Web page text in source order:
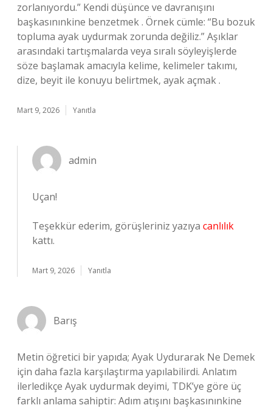
zorlanıyordu.” Kendi düşünce ve davranışını
başkasınınkine benzetmek . Örnek cümle: “Bu bozuk
topluma ayak uydurmak zorunda değiliz.” Aşıklar
arasındaki tartışmalarda veya sıralı söyleyişlerde
söze başlamak amacıyla kelime, kelimeler takımı,
dize, beyit ile konuyu belirtmek, ayak açmak .
Mart 9, 2026 Yanıtla
admin
Uçan!
Teşekkür ederim, görüşleriniz yazıya canlılık
kattı.
Mart 9, 2026 Yanıtla
Barış
Metin öğretici bir yapıda; Ayak Uydurarak Ne Demek
için daha fazla karşılaştırma yapılabilirdi. Anlatım
ilerledikçe Ayak uydurmak deyimi, TDK’ye göre üç
farklı anlama sahiptir: Adım atışını başkasınınkine